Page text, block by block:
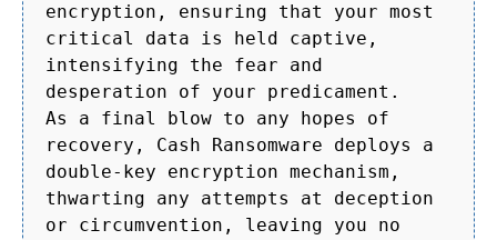
encryption, ensuring that your most
critical data is held captive,
intensifying the fear and
desperation of your predicament.
As a final blow to any hopes of
recovery, Cash Ransomware deploys a
double-key encryption mechanism,
thwarting any attempts at deception
or circumvention, leaving you no